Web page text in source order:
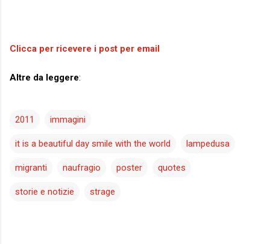
Clicca per ricevere i post per email
Altre da leggere:
2011 immagini
it is a beautiful day smile with the world lampedusa
migranti naufragio poster quotes
storie e notizie strage